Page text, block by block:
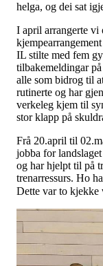
helga, og dei sat
I april arrangerte vi
IL stilte med fem
tilbakemeldingar
alle som bidrog til
rutinerte og har
verkeleg kjem til
stor klapp på
Frå 20.april til
jobba for
og har hjelpt til på
trenarressurs. Ho
Dette var to kjekke